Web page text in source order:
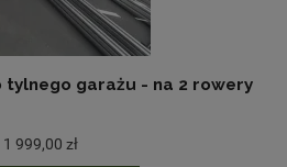
garażu - na 2 rowery
1 999,00 zł